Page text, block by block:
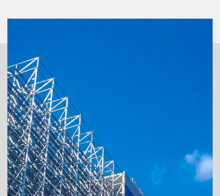
REFERENZEN
KONTAKT
ADRESSE